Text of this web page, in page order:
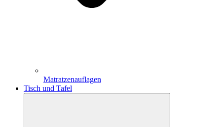
Matratzenauflagen
Tisch und Tafel